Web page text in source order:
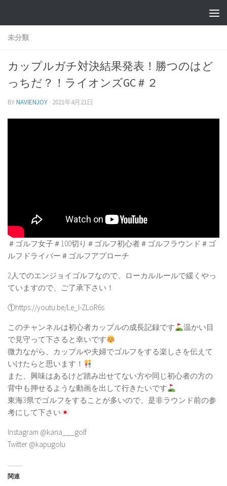
未分類
カップルガチ対決結果発表！勝つのはど
っちだ？！ライオンズGC＃２
BYNAVIENJOY · 2021年4月21日
＃ゴルフ女子＃100切り＃ゴルフ初心者＃ゴルフラウンド＃ゴ
ルフドライバー＃ゴルフアプローチ
2人でのエンジョイゴルフなので、ローカルルールで緩くやっ
ていますので、ご了承下さい！
①https://youtu.be/Le_I-ZLoR6s
このチャンネルは初心者カップルの成長記録です
温かい目
で見守って下さると幸いです
微力ながら、カップルや夫婦でゴルフをする楽しさを伝えて
いけたらと思います！
また、興味はあるけど踏み出せてない方や同じ初心者の方の
背中も押せるような動画を出して行きたいです
東海3県でゴルフをすることが多いので、是非ラウンド前の参
考にして下さい
Instagram @kana___golf
Twitter @kapugolu
関連